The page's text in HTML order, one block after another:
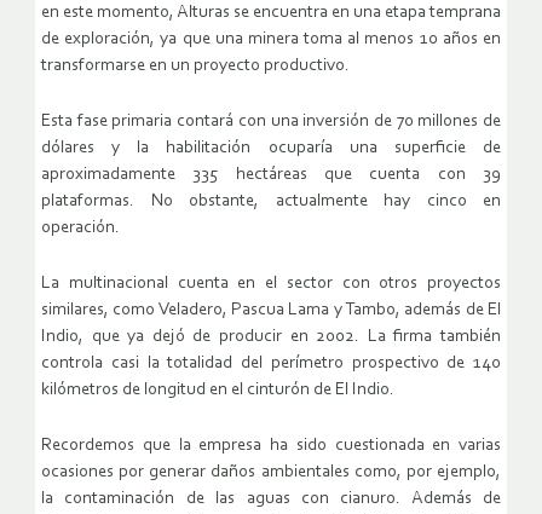
en este momento, Alturas se encuentra en una etapa temprana
de exploración, ya que una minera toma al menos 10 años en
transformarse en un proyecto productivo.
Esta fase primaria contará con una inversión de 70 millones de
dólares y la habilitación ocuparía una superficie de
aproximadamente 335 hectáreas que cuenta con 39
plataformas. No obstante, actualmente hay cinco en
operación.
La multinacional cuenta en el sector con otros proyectos
similares, como Veladero, Pascua Lama y Tambo, además de El
Indio, que ya dejó de producir en 2002. La firma también
controla casi la totalidad del perímetro prospectivo de 140
kilómetros de longitud en el cinturón de El Indio.
Recordemos que la empresa ha sido cuestionada en varias
ocasiones por generar daños ambientales como, por ejemplo,
la contaminación de las aguas con cianuro. Además de